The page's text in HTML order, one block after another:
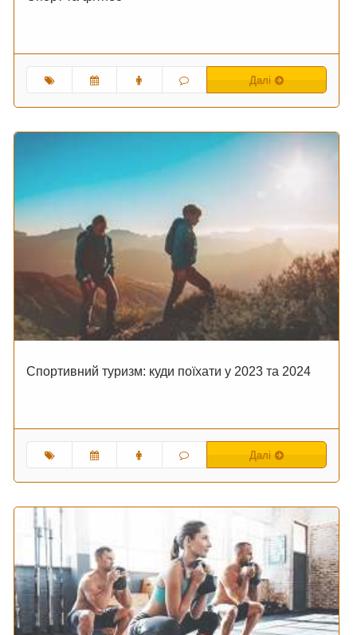
Далі
Спортивний туризм: куди поїхати у 2023 та 2024
Далі